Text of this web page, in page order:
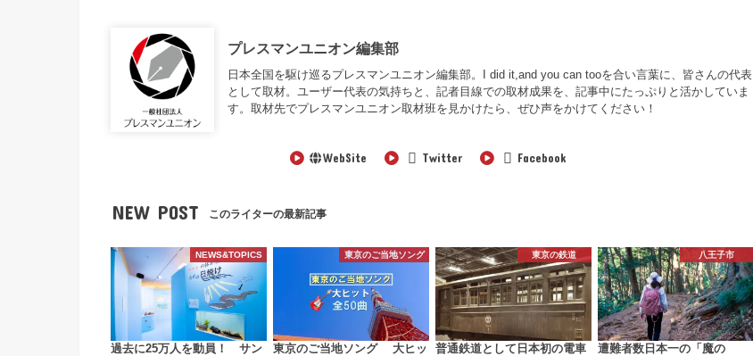
プレスマンユニオン編集部
日本全国を駆け巡るプレスマンユニオン編集部。I did it,and you can tooを合い言葉に、皆さんの代表
として取材。ユーザー代表の気持ちと、記者目線での取材成果を、記事中にたっぷりと活かしていま
す。取材先でプレスマンユニオン取材班を見かけたら、ぜひ声をかけてください！
WebSite Twitter Facebook
NEW POST このライターの最新記事
NEWS&TOPICS
過去に25万人を動員！ サン
東京のご当地ソング
東京のご当地ソング 大ヒッ
東京の鉄道
普通鉄道として日本初の電車
八王子市
遭難者数日本一の「魔の